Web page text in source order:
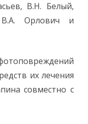
В.Н. Белый,
Орлович и
их лечения
совместно с